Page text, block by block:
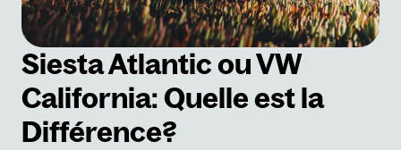
Siesta Atlantic ou VW
California: Quelle est la
Différence?